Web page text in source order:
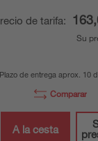
de tarifa:
Su
Plazo de entrega aprox. 10
Comparar
A la cesta